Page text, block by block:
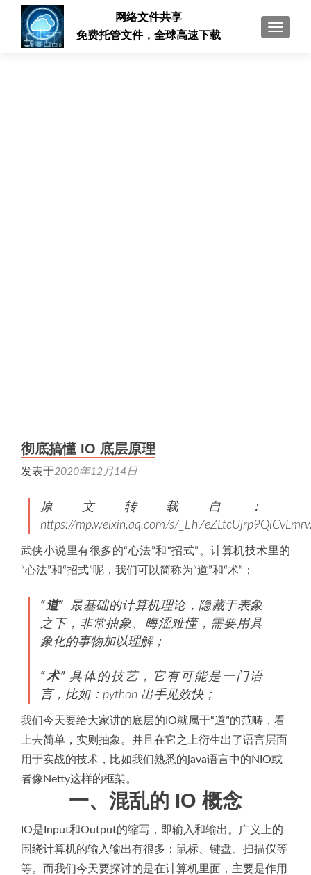
切换导
网络文件共享
免费托管文件，全球高速下载
彻底搞懂 IO 底层原理
发表于2020年12月14日
原文转载自：
https://mp.weixin.qq.com/s/
武侠小说里有很多的“心法”和“招式”。计算机技术里的
“心法”和“招式”呢，我们可以简称为“道”和“术”；
“道”
最基础的计算机理论，隐藏于表象
之下，非常抽象、晦涩难懂，需要用具
象化的事物加以理解；
“术” 具体的技艺，它有可能是一门语
言，比如：python 出手见效快；
我们今天要给大家讲的底层的IO就属于“道”的范畴，看
上去简单，实则抽象。并且在它之上衍生出了语言层面
用于实战的技术，比如我们熟悉的java语言中的NIO或
者像Netty这样的框架。
一、混乱的 IO 概念
IO是Input和Output的缩写，即输入和输出。广义上的
围绕计算机的输入输出有很多：鼠标、键盘、扫描仪等
等。而我们今天要探讨的是在计算机里面，主要是作用